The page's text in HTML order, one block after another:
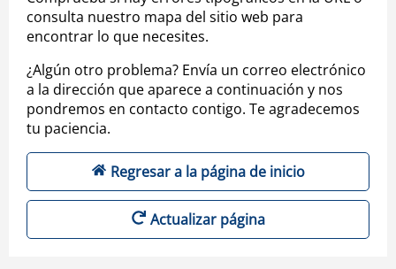
consulta nuestro mapa del sitio web para
encontrar lo que necesites.
¿Algún otro problema? Envía un correo electrónico
a la dirección que aparece a continuación y nos
pondremos en contacto contigo. Te agradecemos
tu paciencia.
Regresar a la página de inicio
Actualizar página